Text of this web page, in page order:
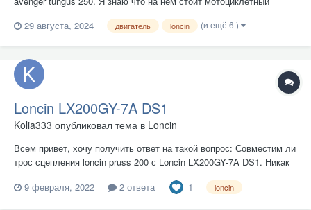
модель двигателя
29 августа, 2024 двигатель loncin (и ещё 6 )
Loncin LX200GY-7A DS1
Kolia333 опубликовал тема в Loncin
Всем привет, хочу получить ответ на такой вопрос: Совместим ли
трос сцепления loncin pruss 200 с Loncin LX200GY-7A DS1. Никак
9 февраля, 2022
2 ответа 1 loncin